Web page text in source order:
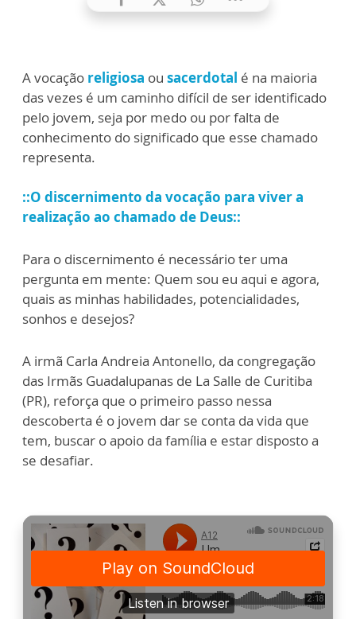
A vocação religiosa ou sacerdotal é na maioria
das vezes é um caminho difícil de ser identificado
pelo jovem, seja por medo ou por falta de
conhecimento do significado que esse chamado
representa.
::O discernimento da vocação para viver a
realização ao chamado de Deus::
Para o discernimento é necessário ter uma
pergunta em mente: Quem sou eu aqui e agora,
quais as minhas habilidades, potencialidades,
sonhos e desejos?
A irmã Carla Andreia Antonello, da congregação
das Irmãs Guadalupanas de La Salle de Curitiba
(PR), reforça que o primeiro passo nessa
descoberta é o jovem dar se conta da vida que
tem, buscar o apoio da família e estar disposto a
se desafiar.